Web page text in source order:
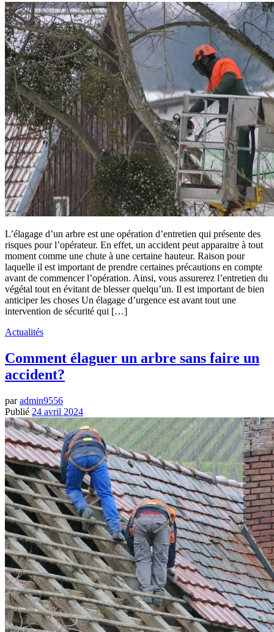
L’élagage d’un arbre est une opération d’entretien qui présente des
risques pour l’opérateur. En effet, un accident peut apparaitre à tout
moment comme une chute à une certaine hauteur. Raison pour
laquelle il est important de prendre certaines précautions en compte
avant de commencer l’opération. Ainsi, vous assurerez l’entretien du
végétal tout en évitant de blesser quelqu’un. Il est important de bien
anticiper les choses Un élagage d’urgence est avant tout une
intervention de sécurité qui […]
Actualités
Comment élaguer un arbre sans faire un
accident?
paradmin9556
Publié 24 avril 2024